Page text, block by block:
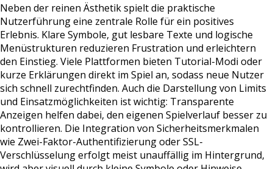
Neben der reinen Ästhetik spielt die praktische
Nutzerführung eine zentrale Rolle für ein positives
Erlebnis. Klare Symbole, gut lesbare Texte und logische
Menüstrukturen reduzieren Frustration und erleichtern
den Einstieg. Viele Plattformen bieten Tutorial-Modi oder
kurze Erklärungen direkt im Spiel an, sodass neue Nutzer
sich schnell zurechtfinden. Auch die Darstellung von Limits
und Einsatzmöglichkeiten ist wichtig: Transparente
Anzeigen helfen dabei, den eigenen Spielverlauf besser zu
kontrollieren. Die Integration von Sicherheitsmerkmalen
wie Zwei-Faktor-Authentifizierung oder SSL-
Verschlüsselung erfolgt meist unauffällig im Hintergrund,